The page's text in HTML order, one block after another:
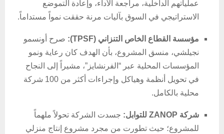
عملياتهم الداخلية، مراجعة الأداء، وإعادة التموضع
الاستراتيجي في السوق بآليات مرنة حققت نمواً مستداماً.
مؤسسة القطاع الخاص التنزاني (TPSF):
صرح أونسمو
نجيلشي، منسق المشروع، بأن الهدف كان رعاية ونمو
المؤسسات المحلية عبر “الفرنشايز”، مشيراً إلى النجاح
في تحويل أنظمة وهياكل وإجراءات أكثر من 100 شركة
محلية بالكامل.
شركة ZANOP للتوابل:
جسدت الشركة تحولاً ملهماً
للمشروع؛ حيث تطورت من مجرد مشروع إنتاج منزلي